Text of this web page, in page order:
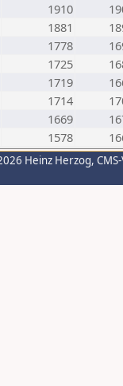
1910
1881
1778
1725
1719
1714
1669
1578
Heinz Herzog,